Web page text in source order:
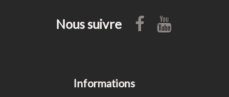
Nous suivre
Informations